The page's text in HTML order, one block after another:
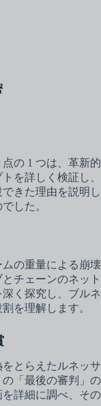
の 1 つは、革新的
を詳しく検証し、
きた理由を説明し
した。
の重量による崩壊
チェーンのネット
く探究し、ブルネ
を理解します。
とらえたルネッサ
「最後の審判」の
詳細に調べ、その